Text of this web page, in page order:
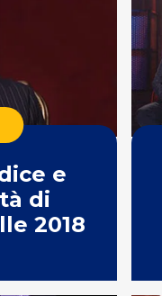
e
di
2018